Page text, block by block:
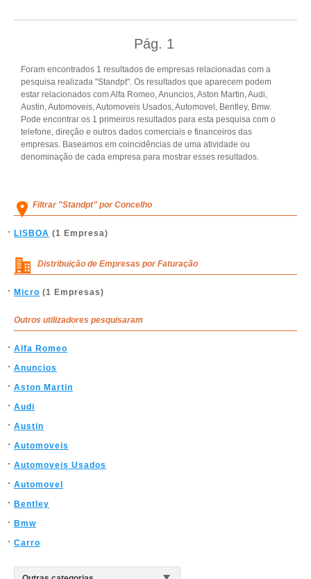
Pág. 1
Foram encontrados 1 resultados de empresas relacionadas com a
pesquisa realizada "Standpt". Os resultados que aparecem podem
estar relacionados com Alfa Romeo, Anuncios, Aston Martin, Audi,
Austin, Automoveis, Automoveis Usados, Automovel, Bentley, Bmw.
Pode encontrar os 1 primeiros resultados para esta pesquisa com o
telefone, direção e outros dados comerciais e financeiros das
empresas. Baseamos em coincidências de uma atividade ou
denominação de cada empresa para mostrar esses resultados.
Filtrar "Standpt" por Concelho
LISBOA (1 Empresa)
Distribuição de Empresas por Faturação
Micro (1 Empresas)
Outros utilizadores pesquisaram
Alfa Romeo
Anuncios
Aston Martin
Audi
Austin
Automoveis
Automoveis Usados
Automovel
Bentley
Bmw
Carro